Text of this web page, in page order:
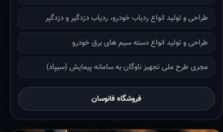
طراحی و تولید انواع ردیاب خودرو، ردیاب دزدگیر و دزدگیر
طراحی و تولید انواع دسته سیم های برق خودرو
مجری طرح ملی تجهیز ناوگان به سامانه پیمایش (سیپاد)
فروشگاه فانوسان